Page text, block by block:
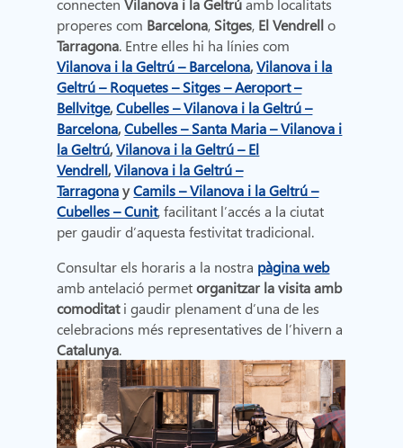
connectenVilanova i la Geltrúamb localitats
properes com Barcelona, Sitges, El Vendrello
Tarragona. Entre elles hi ha línies com
Vilanova i la Geltrú – Barcelona,Vilanova i la
Geltrú – Roquetes – Sitges – Aeroport –
Bellvitge,Cubelles – Vilanova i la Geltrú –
Barcelona,Cubelles – Santa Maria – Vilanova i
la Geltrú,Vilanova i la Geltrú – El
Vendrell,Vilanova i la Geltrú –
TarragonayCamils – Vilanova i la Geltrú –
Cubelles – Cunit, facilitant l’accés a la ciutat
per gaudir d’aquesta festivitat tradicional.
Consultar els horaris a la nostra pàgina web
amb antelació permetorganitzar la visita amb
comoditati gaudir plenament d’una de les
celebracions més representatives de l’hivern a
Catalunya.